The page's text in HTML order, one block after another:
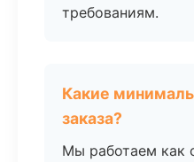
требованиям.
Какие
заказа?
Мы работаем как